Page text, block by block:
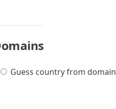
Guess country from domain